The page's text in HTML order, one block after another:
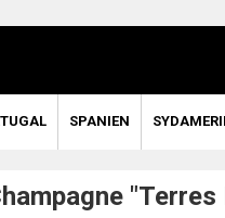
SPANIEN
"Terres